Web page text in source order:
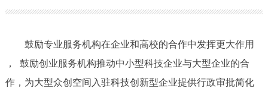
市领导 机构职能 政策服务
鼓励专业服务机构在企业和高校的合作中发挥更大作用
， 鼓励创业服务机构推动中小型科技企业与大型企业的合
作，为大型众创空间入驻科技创新型企业提供行政审批简化